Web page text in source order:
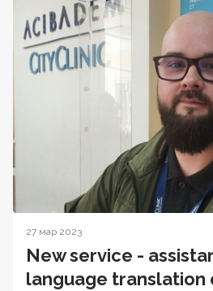
27 мар 2023
New service -
language translation